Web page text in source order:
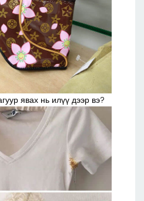
явах нь илүү дээр вэ?